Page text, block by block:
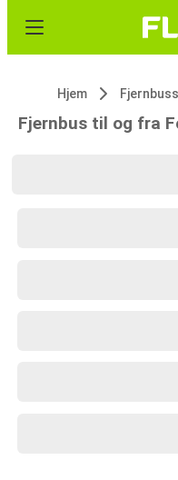
Hjem
Fjernbus til og fra